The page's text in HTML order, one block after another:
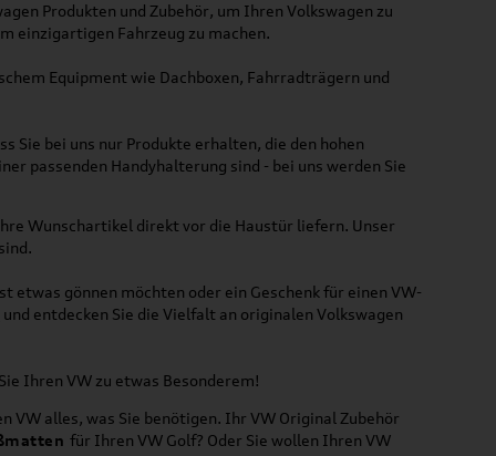
Produkten und Zubehör, um Ihren Volkswagen zu
einzigartigen Fahrzeug zu machen.
Equipment wie Dachboxen, Fahrradträgern und
Sie bei uns nur Produkte erhalten, die den hohen
passenden Handyhalterung sind - bei uns werden Sie
Wunschartikel direkt vor die Haustür liefern. Unser
etwas gönnen möchten oder ein Geschenk für einen VW-
und entdecken Sie die Vielfalt an originalen Volkswagen
Ihren VW zu etwas Besonderem!
alles, was Sie benötigen. Ihr VW Original Zubehör
für Ihren VW Golf? Oder Sie wollen Ihren VW